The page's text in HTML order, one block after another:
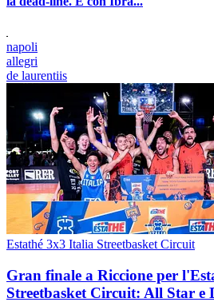
napoli
allegri
de laurentiis
Estathé 3x3 Italia Streetbasket Circuit
Gran finale a Riccione per
Streetbasket Circuit: All Star